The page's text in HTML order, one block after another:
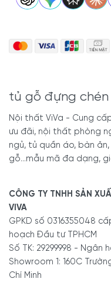
tủ gỗ đựng
Nội thất ViVa - Cung
ưu đãi, nội thất phòng
ngủ, tủ quần áo, bàn
gỗ...mẫu mã đa dạng,
CÔNG TY TNHH SẢN
VIVA
GPKD số 0316355048
hoạch Đầu tư TPHCM
Số TK: 29299998 - Ngân
Showroom 1: 160C
Chí Minh